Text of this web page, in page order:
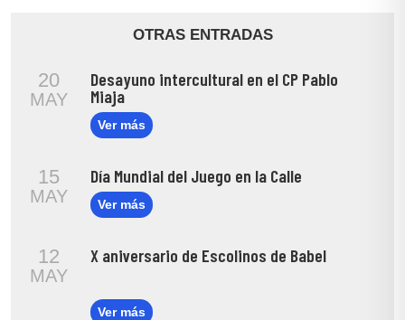
OTRAS ENTRADAS
20
MAY
Desayuno intercultural en el CP Pablo
Miaja
Ver más
15
MAY
Día Mundial del Juego en la Calle
Ver más
12
MAY
X aniversario de Escolinos de Babel
Ver más